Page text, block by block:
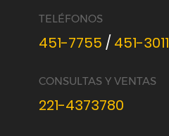
TELÉFONOS
451-7755 / 451-3011
CONSULTAS Y VENTAS
221-4373780